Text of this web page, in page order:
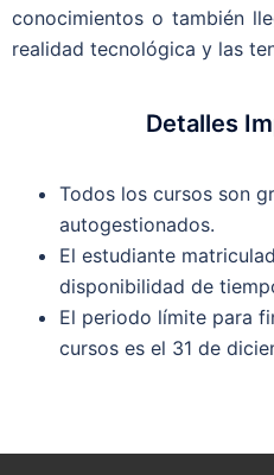
conocimientos o también
realidad tecnológica y las
Detalles
Todos los cursos son
autogestionados.
El estudiante
disponibilidad de
El periodo límite para
cursos es el 31 de